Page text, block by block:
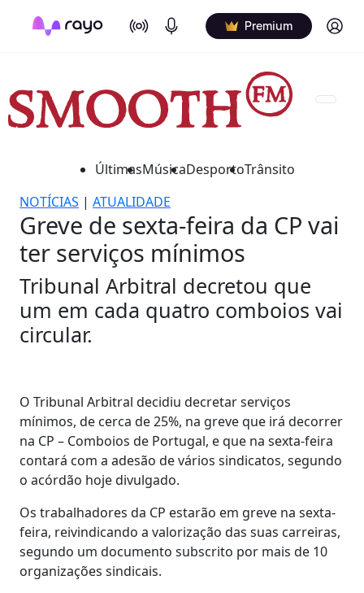
On Air Podcasts Premium Log in
ÚltimasMúsicaDesportoTrânsito
NOTÍCIAS | ATUALIDADE
Greve de sexta-feira da CP vai
ter serviços mínimos
Tribunal Arbitral decretou que
um em cada quatro comboios vai
circular.
O Tribunal Arbitral decidiu decretar serviços
mínimos, de cerca de 25%, na greve que irá decorrer
na CP – Comboios de Portugal, e que na sexta-feira
contará com a adesão de vários sindicatos, segundo
o acórdão hoje divulgado.
Os trabalhadores da CP estarão em greve na sexta-
feira, reivindicando a valorização das suas carreiras,
segundo um documento subscrito por mais de 10
organizações sindicais.